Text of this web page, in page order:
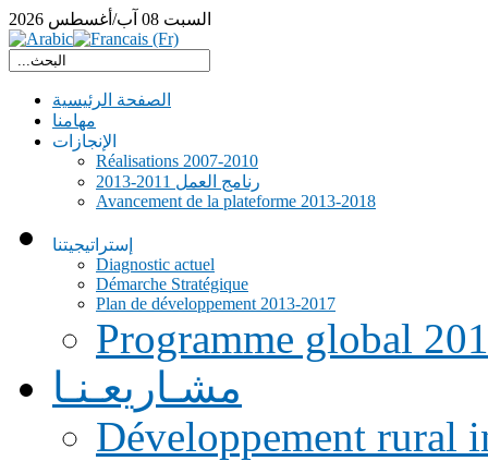
السبت 08 آب/أغسطس 2026
الصفحة الرئيسية
مهامنا
الإنجازات
Réalisations 2007-2010
رنامج العمل 2011-2013
Avancement de la plateforme 2013-2018
إستراتيجيتنا
Diagnostic actuel
Démarche Stratégique
Plan de développement 2013-2017
Programme global
مشـاريعـنـا
Développement rural